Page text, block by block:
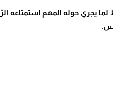
يجري حوله المهم